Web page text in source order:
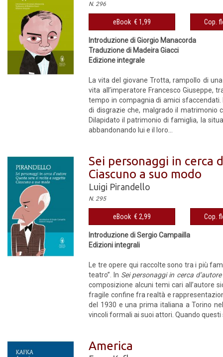
N. 296
eBook € 1,99 Cop.
Introduzione di Giorgio Manacorda
Traduzione di Madeira Giacci
Edizione integrale
La vita del giovane Trotta, rampollo di
vita all’imperatore Francesco Giuseppe,
tempo in compagnia di amici sfaccendati.
di disgrazie che, malgrado il matrimonio
Dilapidato il patrimonio di famiglia, la
abbandonando lui e il loro...
Sei personaggi in cerca
Ciascuno a suo modo
Luigi Pirandello
N. 295
eBook € 2,99 Cop.
Introduzione di Sergio Campailla
Edizioni integrali
Le tre opere qui raccolte sono tra i più
teatro”. In Sei personaggi in cerca d’autore
composizione alcuni temi cari all’autore
fragile confine fra realtà e
del 1930 e una prima italiana a Torino
vincoli formali ai suoi attori. Quando questi
America